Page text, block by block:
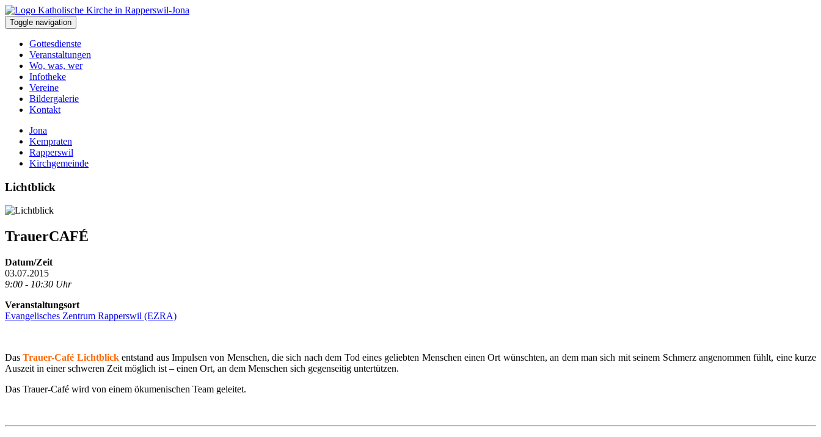
Toggle navigation
Gottesdienste
Veranstaltungen
Wo, was, wer
Infotheke
Vereine
Bildergalerie
Kontakt
Jona
Kempraten
Rapperswil
Kirchgemeinde
Lichtblick
TrauerCAFÉ
Datum/Zeit
03.07.2015
9:00 - 10:30 Uhr
Veranstaltungsort
Evangelisches Zentrum Rapperswil (EZRA)
DasTrauer-Café Lichtblickentstand aus Impulsen von Menschen, die sich nach dem Tod eines geliebten Menschen einen Ort wünschten, an dem man sich mit seinem Schmerz angenommen fühlt, eine kurze
Auszeit in einer schweren Zeit möglich ist – einen Ort, an dem Menschen sich gegenseitig untertützen.
Das Trauer-Café wird von einem ökumenischen Team geleitet.